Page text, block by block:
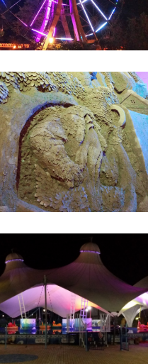
обозрения
колеса обозрения в
Евпатории
оформление
выставок
мощности
мельчайшие детали